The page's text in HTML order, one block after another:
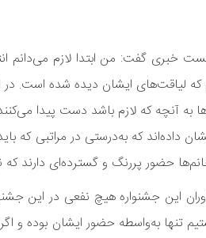
خبری گفت: من ابتدا لازم می‌دانم
لیاقت‌های ایشان دیده شده است.
آنچه که لازم باشد دست پیدا
که به‌درستی در مراتبی که
حضور پررنگ و گسترده‌ای دارند
این جشنواره هیچ نفعی در این
تنها به‌واسطه حضور ایشان بوده و